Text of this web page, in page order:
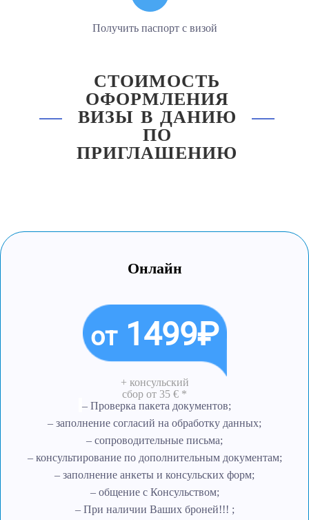
Получить паспорт с визой
СТОИМОСТЬ
ОФОРМЛЕНИЯ
ВИЗЫ В ДАНИЮ
ПО
ПРИГЛАШЕНИЮ
Онлайн
от1499₽
+ консульский
сбор от 35 € *
– Проверка пакета документов;
– заполнение согласий на обработку данных;
– сопроводительные письма;
– консультирование по дополнительным документам;
– заполнение анкеты и консульских форм;
– общение с Консульством;
– При наличии Ваших броней!!! ;